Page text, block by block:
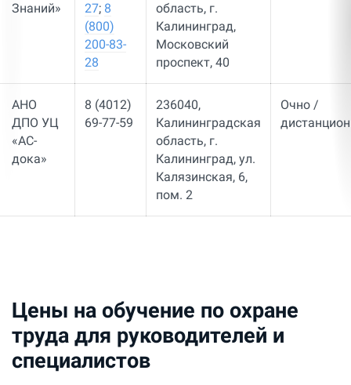
Знаний»
27; 8
(800)
200-83-
28
область, г.
Калининград,
Московский
проспект, 40
АНО
ДПО УЦ
«АС-
дока»
8 (4012)
69-77-59
236040,
Калининградская
область, г.
Калининград, ул.
Калязинская, 6,
пом. 2
Очно /
Цены на обучение по охране
труда для руководителей и
специалистов